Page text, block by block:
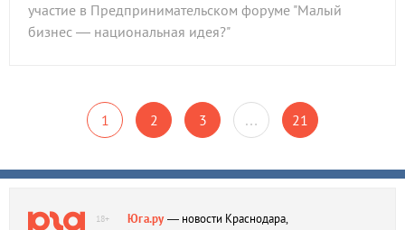
участие в Предпринимательском форуме "Малый
бизнес — национальная идея?"
1 2 3 … 21
18+ Юга.ру— новости Краснодара,